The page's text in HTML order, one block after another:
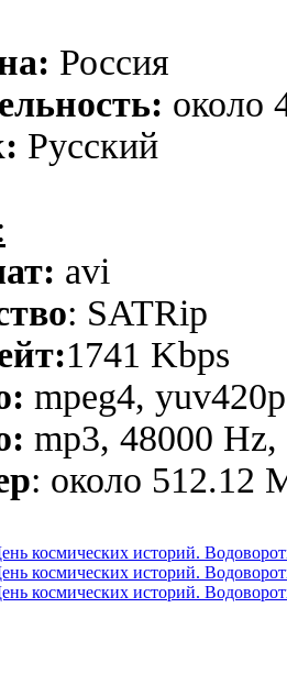
Россия
около
Русский
avi
: SATRip
1741 Kbps
mpeg4,
mp3, 48000 Hz,
: около 512.12